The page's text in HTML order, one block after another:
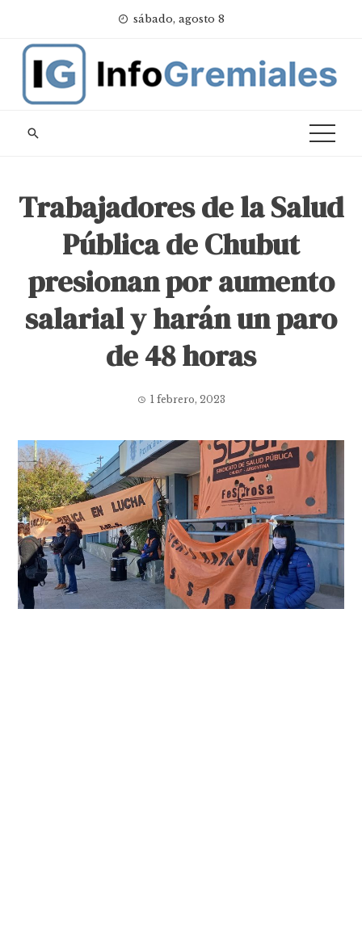
content
sábado, agosto 8
Trabajadores de la Salud
Pública de Chubut
presionan por aumento
salarial y harán un paro
de 48 horas
1 febrero, 2023